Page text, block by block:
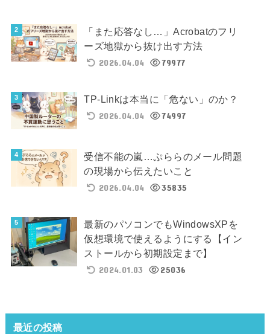
「また応答なし…」Acrobatのフリ
ーズ地獄から抜け出す方法
2026.04.04
79977
TP-Linkは本当に「危ない」のか？
2026.04.04
74997
受信不能の嵐…ぷららのメール問題
の現場から伝えたいこと
2026.04.04
35835
最新のパソコンでもWindowsXPを
仮想環境で使えるようにする【イン
ストールから初期設定まで】
2024.01.03
25036
最近の投稿